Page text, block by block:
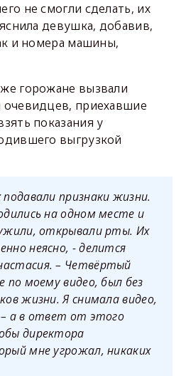
не смогли сделать, их
девушка, добавив,
и номера машины,
горожане вызвали
приехавшие
показания у
выгрузкой
признаки жизни.
на одном месте и
открывали рты. Их
неясно, - делится
– Четвёртый
по моему видео, был без
жизни. Я снимала видео,
– а в ответ от этого
директора
мне угрожал, никаких